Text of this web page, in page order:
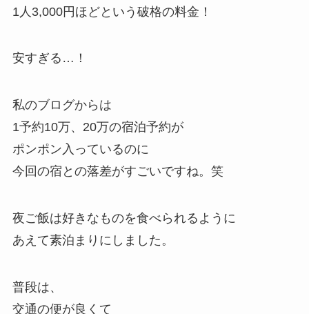
1人3,000円ほどという破格の料金！
安すぎる…！
私のブログからは
1予約10万、20万の宿泊予約が
ポンポン入っているのに
今回の宿との落差がすごいですね。笑
夜ご飯は好きなものを食べられるように
あえて素泊まりにしました。
普段は、
交通の便が良くて